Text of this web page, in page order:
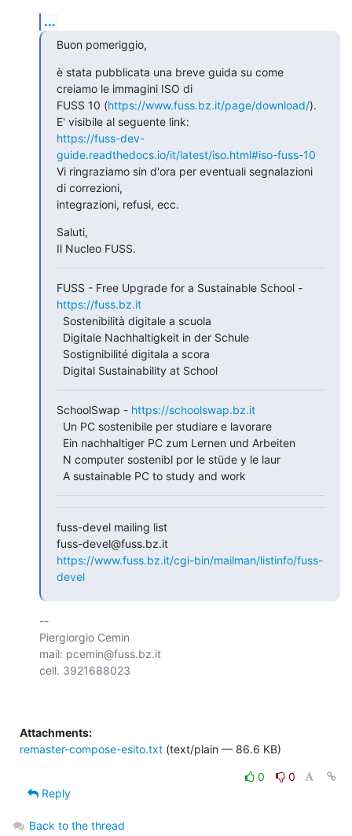
...
Buon pomeriggio,
è stata pubblicata una breve guida su come
creiamo le immagini ISO di
FUSS 10 (https://www.fuss.bz.it/page/download/).
https://fuss-dev-
guide.readthedocs.io/it/latest/iso.html#iso-fuss-10
Vi ringraziamo sin d'ora per eventuali segnalazioni
di correzioni,
integrazioni, refusi, ecc.
Saluti,
Il Nucleo FUSS.
https://fuss.bz.it
  Digital Sustainability at School
SchoolSwap - https://schoolswap.bz.it
  A sustainable PC to study and work
fuss-devel mailing list
https://www.fuss.bz.it/cgi-bin/mailman/listinfo/fuss-
devel
--
Piergiorgio Cemin
mail: pcemin@fuss.bz.it
cell. 3921688023
Attachments:
remaster-compose-esito.txt (text/plain — 86.6 KB)
0
0
Reply
Back to the thread